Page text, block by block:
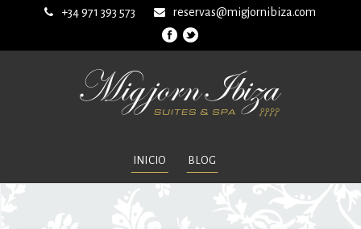
+34 971 393 573 reservas@migjornibiza.com
INICIO BLOG